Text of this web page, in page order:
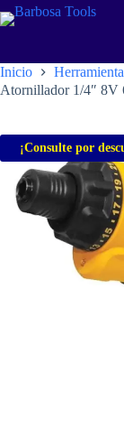
Saltar
al
Inicio
Atornillador 1/4″ 8V
¡Consulte por